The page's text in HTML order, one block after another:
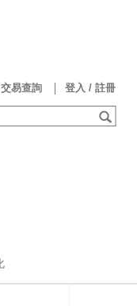
交易查詢 登入 / 註冊